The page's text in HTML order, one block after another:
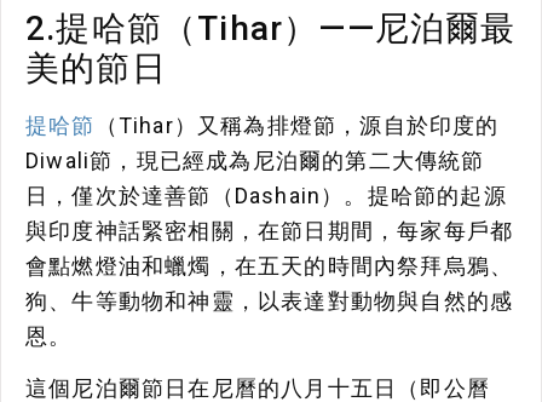
2.提哈節（Tihar）——尼泊爾最
美的節日
提哈節
（Tihar）又稱為排燈節，源自於印度的
Diwali節，現已經成為尼泊爾的第二大傳統節
日，僅次於達善節（Dashain）。提哈節的起源
與印度神話緊密相關，在節日期間，每家每戶都
會點燃燈油和蠟燭，在五天的時間內祭拜烏鴉、
狗、牛等動物和神靈，以表達對動物與自然的感
恩。
這個尼泊爾節日在尼曆的八月十五日（即公曆